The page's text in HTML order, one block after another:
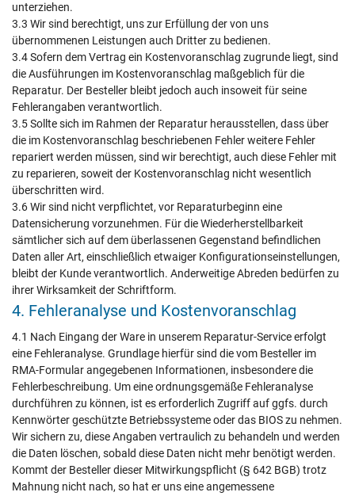
unterziehen.
3.3 Wir sind berechtigt, uns zur Erfüllung der von uns
übernommenen Leistungen auch Dritter zu bedienen.
3.4 Sofern dem Vertrag ein Kostenvoranschlag zugrunde liegt, sind
die Ausführungen im Kostenvoranschlag maßgeblich für die
Reparatur. Der Besteller bleibt jedoch auch insoweit für seine
Fehlerangaben verantwortlich.
3.5 Sollte sich im Rahmen der Reparatur herausstellen, dass über
die im Kostenvoranschlag beschriebenen Fehler weitere Fehler
repariert werden müssen, sind wir berechtigt, auch diese Fehler mit
zu reparieren, soweit der Kostenvoranschlag nicht wesentlich
überschritten wird.
3.6 Wir sind nicht verpflichtet, vor Reparaturbeginn eine
Datensicherung vorzunehmen. Für die Wiederherstellbarkeit
sämtlicher sich auf dem überlassenen Gegenstand befindlichen
Daten aller Art, einschließlich etwaiger Konfigurationseinstellungen,
bleibt der Kunde verantwortlich. Anderweitige Abreden bedürfen zu
ihrer Wirksamkeit der Schriftform.
4. Fehleranalyse und Kostenvoranschlag
4.1 Nach Eingang der Ware in unserem Reparatur-Service erfolgt
eine Fehleranalyse. Grundlage hierfür sind die vom Besteller im
RMA-Formular angegebenen Informationen, insbesondere die
Fehlerbeschreibung. Um eine ordnungsgemäße Fehleranalyse
durchführen zu können, ist es erforderlich Zugriff auf ggfs. durch
Kennwörter geschützte Betriebssysteme oder das BIOS zu nehmen.
Wir sichern zu, diese Angaben vertraulich zu behandeln und werden
die Daten löschen, sobald diese Daten nicht mehr benötigt werden.
Kommt der Besteller dieser Mitwirkungspflicht (§ 642 BGB) trotz
Mahnung nicht nach, so hat er uns eine angemessene